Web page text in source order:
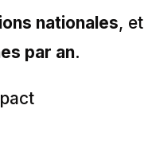
nationales, et
par an.